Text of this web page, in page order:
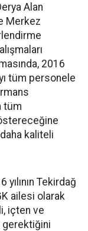
Alan
Merkez
2016
tüm personele
tüm
daha kaliteli
Tekirdağ
ailesi olarak
içten ve
gerektiğini